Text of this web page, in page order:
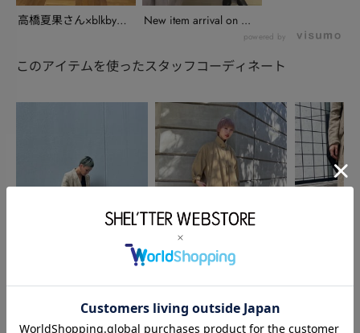
高橋夏果さん×blkby
New item arrival on ...
powered by
このアイテムを使ったスタッフコーディネート
BLACK BY MOUSSY
155cm
BLACK BY MOUSSY
小熊 奈桜
160cm
BLACK BY
164cm